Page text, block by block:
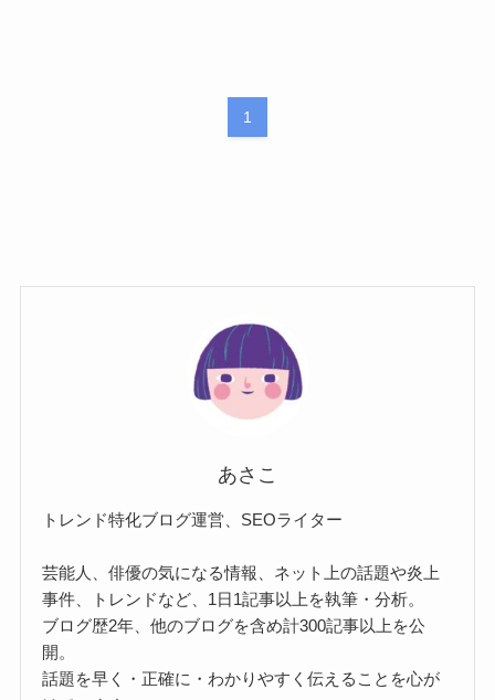
1
あさこ
トレンド特化ブログ運営、SEOライター
芸能人、俳優の気になる情報、ネット上の話題や炎上
事件、トレンドなど、1日1記事以上を執筆・分析。
ブログ歴2年、他のブログを含め計300記事以上を公
開。
話題を早く・正確に・わかりやすく伝えることを心が